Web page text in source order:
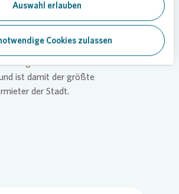
Auswahl erlauben
Cookies zulassen
Treffpunkt in der Nachbarschaft
Vonovia
noch vielfältiger. In Dortmund
insgesamt über 20.000
ist damit der größte
der Stadt.